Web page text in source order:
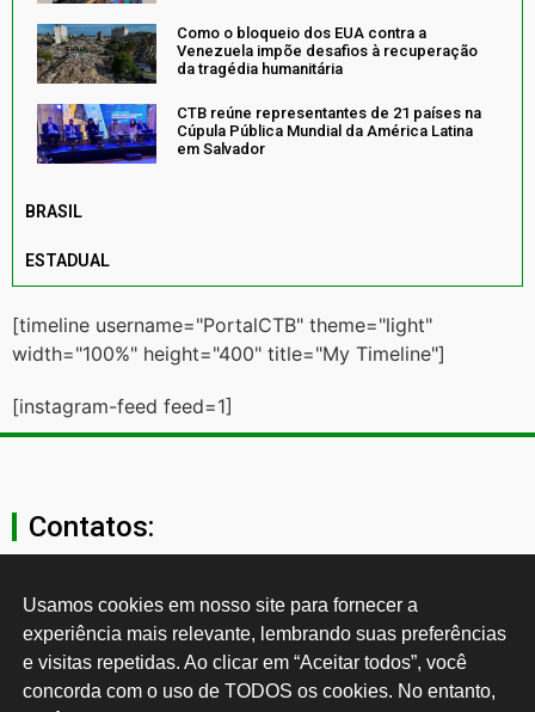
Como o bloqueio dos EUA contra a
Venezuela impõe desafios à recuperação
da tragédia humanitária
CTB reúne representantes de 21 países na
Cúpula Pública Mundial da América Latina
em Salvador
BRASIL
ESTADUAL
[timeline username="PortalCTB" theme="light"
width="100%" height="400" title="My Timeline"]
[instagram-feed feed=1]
Contatos:
secgeral@ctb.org.br
11 3874-0040
Rua Cardoso de Almeida, 1843, Sumaré São Paulo - SP -
Usamos cookies em nosso site para fornecer a
experiência mais relevante, lembrando suas preferências
e visitas repetidas. Ao clicar em “Aceitar todos”, você
concorda com o uso de TODOS os cookies. No entanto,